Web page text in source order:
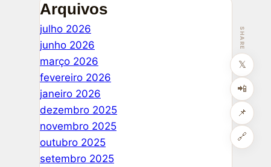
SHARE
𝕏
📲
📌
🔗
Arquivos
julho 2026
junho 2026
março 2026
fevereiro 2026
janeiro 2026
dezembro 2025
novembro 2025
outubro 2025
setembro 2025